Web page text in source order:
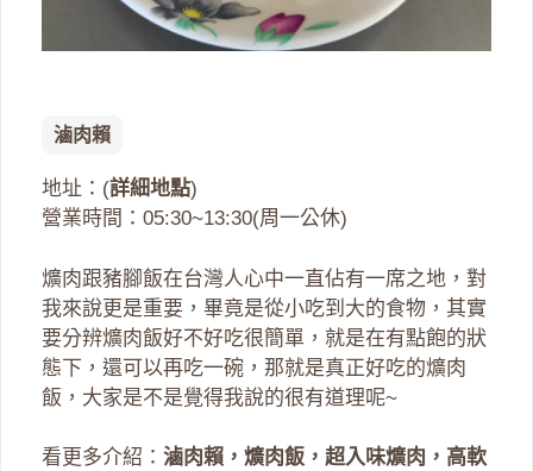
滷肉賴
地址：(詳細地點)
營業時間：05:30~13:30(周一公休)
爌肉跟豬腳飯在台灣人心中一直佔有一席之地，對
我來說更是重要，畢竟是從小吃到大的食物，其實
要分辨爌肉飯好不好吃很簡單，就是在有點飽的狀
態下，還可以再吃一碗，那就是真正好吃的爌肉
飯，大家是不是覺得我說的很有道理呢~
看更多介紹： 滷肉賴，爌肉飯，超入味爌肉，高軟